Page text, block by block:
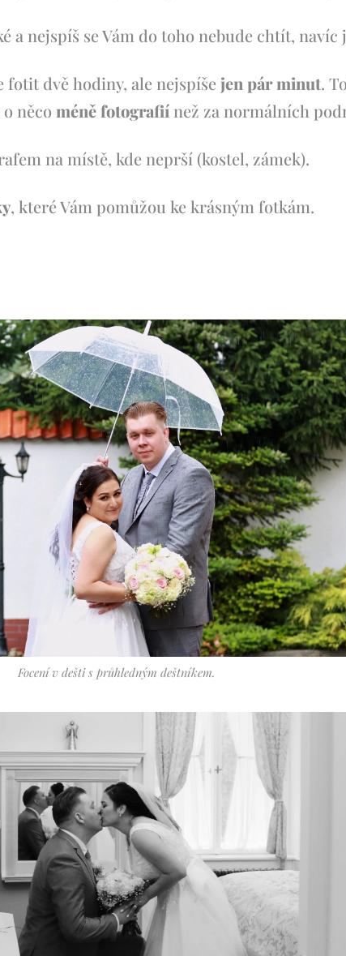
a nejspíš se Vám do toho nebude chtít, navíc
fotit dvě hodiny, ale nejspíše jen pár minut.
něco méně fotografií než za normálních
na místě, kde neprší (kostel, zámek).
, které Vám pomůžou ke krásným fotkám.
Focení v dešti s průhledným deštníkem.